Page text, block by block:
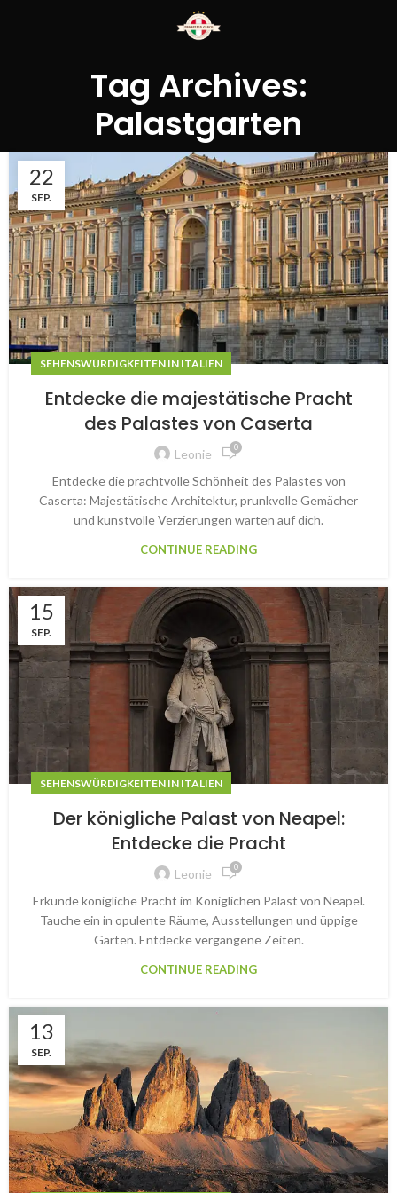
Tag Archives:
Palastgarten
22
SEP.
SEHENSWÜRDIGKEITEN IN ITALIEN
Entdecke die majestätische Pracht
des Palastes von Caserta
Leonie 0
Entdecke die prachtvolle Schönheit des Palastes von
Caserta: Majestätische Architektur, prunkvolle Gemächer
und kunstvolle Verzierungen warten auf dich.
CONTINUE READING
15
SEP.
SEHENSWÜRDIGKEITEN IN ITALIEN
Der königliche Palast von Neapel:
Entdecke die Pracht
Leonie 0
Erkunde königliche Pracht im Königlichen Palast von Neapel.
Tauche ein in opulente Räume, Ausstellungen und üppige
Gärten. Entdecke vergangene Zeiten.
CONTINUE READING
13
SEP.